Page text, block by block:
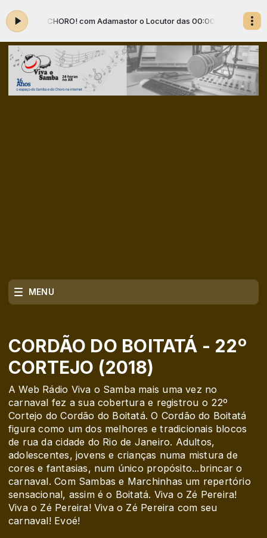
O CHORO! com Adamastor o Locutor das 00:00 às 01:55 - Tocando
MENU
CORDÃO DO BOITATÁ - 22º
CORTEJO (2018)
A Web Rádio Viva o Samba mais uma vez no
carnaval fez a sua cobertura e registrou o 22º
Cortejo do Cordão do Boitatá. O Cordão do Boitatá
figura como um dos melhores e tradicionais blocos
de rua da cidade do Rio de Janeiro. Adultos,
adolescentes, jovens e crianças numa mistura de
cores e fantasias, num único propósito...brincar o
carnaval. Com Sambas e Marchinhas um repertório
sensacional, assim é o Boitatá. Viva o Zé Pereira!
Viva o Zé Pereira! Viva o Zé Pereira com seu
carnaval! Evoé!